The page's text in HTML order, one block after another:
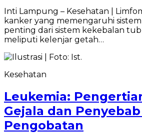
Inti Lampung – Kesehatan |
kanker yang memengaruhi
penting dari sistem kekebalan
meliputi kelenjar getah…
Kesehatan
Leukemia:
Gejala dan
Pengobatan